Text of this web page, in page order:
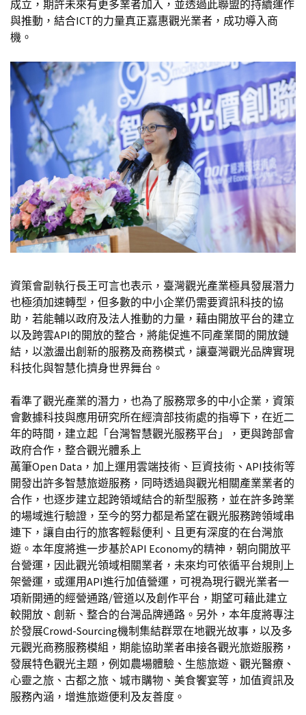
成立，期許未來有更多業者加入，並透過此聯盟的持續運作
與推動，結合ICT的力量真正嘉惠觀光業者，成功導入商
機。
資策會副執行長王可言也表示，臺灣觀光產業極具發展潛力
也極須加速轉型，但多數的中小企業仍需要資訊科技的協
助，若能輔以政府及法人推動的力量，藉由開放平台的建立
以及跨雲API的開放的整合，將能促進不同產業間的開放鏈
結，以激盪出創新的服務及商務模式，讓臺灣觀光品牌實現
科技化與智慧化擠身世界舞台。
看準了觀光產業的潛力，也為了服務眾多的中小企業，資策
會數據科技與應用研究所在經濟部技術處的指導下，在近二
年的時間，建立起「台灣智慧觀光服務平台」，更與跨部會
政府合作，整合觀光體系上
萬筆Open Data，加上運用雲端技術、巨資技術、API技術等
開發出許多智慧旅遊服務，同時透過與觀光相關產業業者的
合作，也逐步建立起跨領域結合的新型服務，並在許多跨業
的場域進行驗證，至今的努力都是希望在觀光服務跨領域串
連下，讓自由行的旅客輕鬆便利、且更有深度的在台灣旅
遊。本年度將進一步基於API Economy的精神，朝向開放平
台營運，因此觀光領域相關業者，未來均可依循平台規則上
架營運，或運用API進行加值營運，可視為現行觀光業者一
項新開通的經營通路/管道以及創作平台，期望可藉此建立
較開放、創新、整合的台灣品牌通路。另外，本年度將專注
於發展Crowd-Sourcing機制集結群眾在地觀光故事，以及多
元觀光商務服務模組，期能協助業者串接各觀光旅遊服務，
發展特色觀光主題，例如農場體驗、生態旅遊、觀光醫療、
心靈之旅、古都之旅、城市購物、美食饗宴等，加值資訊及
服務內涵，增進旅遊便利及友善度。